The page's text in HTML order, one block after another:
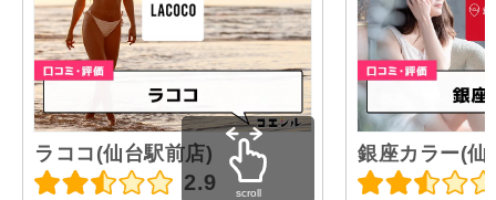
ラココ(仙台駅前店)
2.9
銀座カラー(仙
scroll